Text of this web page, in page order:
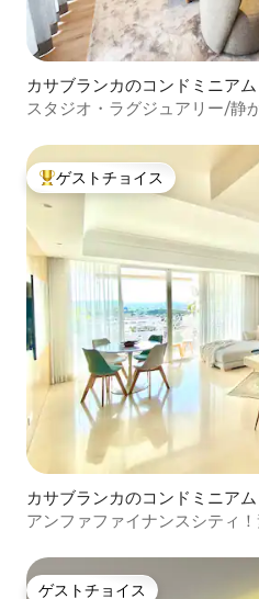
カサブランカのコンドミニアム
スタジオ・ラグジュアリー/静
大好評のゲストチョイスです。
ゲストチョイス
カサブランカのコンドミニアム
アンファファイナンスシティ
ゲストチョイス